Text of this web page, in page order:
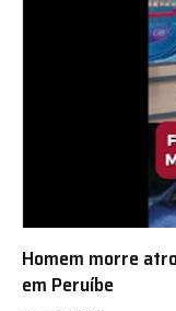
Homem morre
em Peruíbe